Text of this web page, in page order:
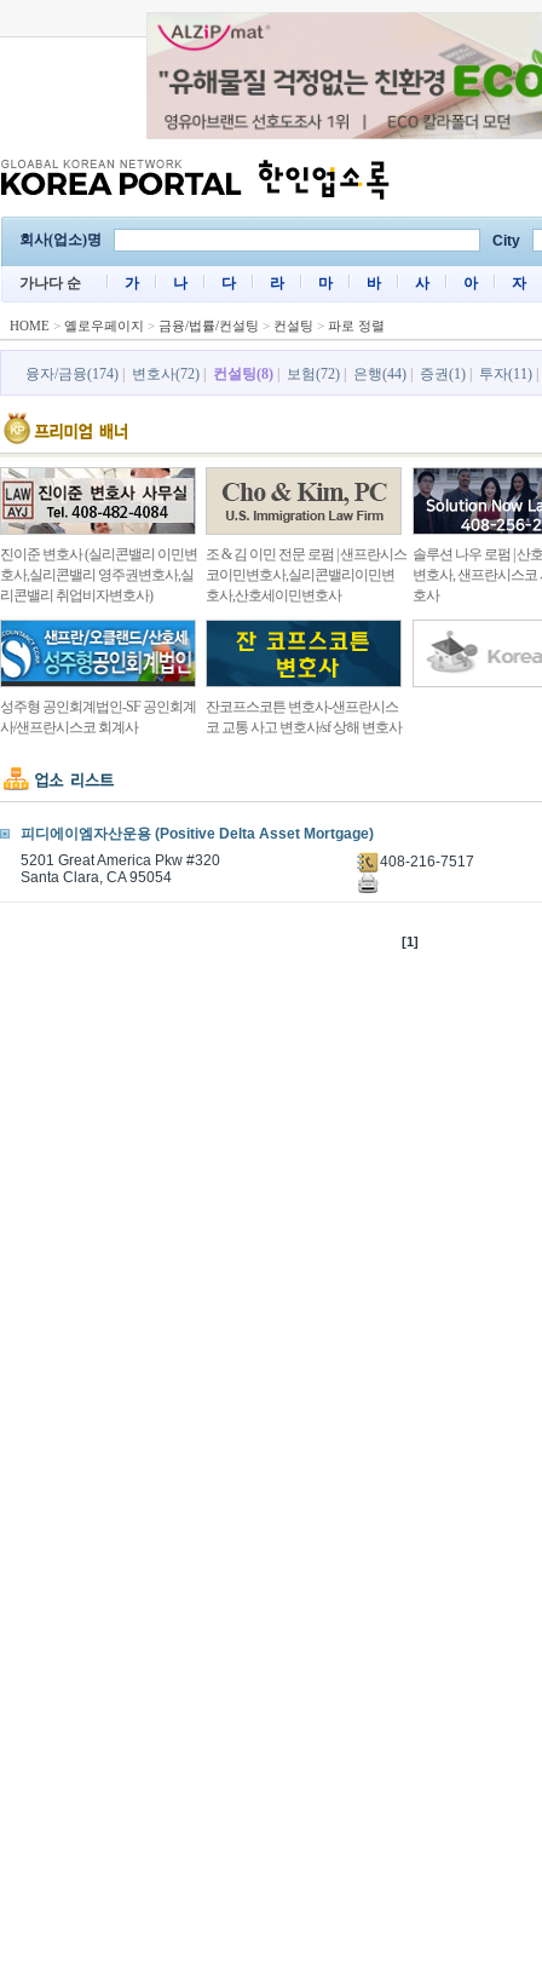
회사(업소)명 City
가나다 순 가 나 다 라 마 바 사 아 자
HOME > 옐로우페이지 > 금융/법률/컨설팅 > 컨설팅 > 파로 정렬
융자/금융(174) 변호사(72) 컨설팅(8) 보험(72) 은행(44) 증권(1) 투자(11)
진이준 변호사 (실리콘밸리 이민변
호사,실리콘밸리 영주권변호사,실
리콘밸리 취업비자변호사)
조 & 김 이민 전문 로펌 | 샌프란시스
코이민변호사,실리콘밸리이민변
호사,산호세이민변호사
솔루션 나우 로펌 | 산
변호사, 샌프란시스코
호사
성주형 공인회계법인-SF 공인회계
사/샌프란시스코 회계사
잔코프스코튼 변호사-샌프란시스
코 교통 사고 변호사/sf 상해 변호사
피디에이엠자산운용 (Positive Delta Asset Mortgage)
5201 Great America Pkw #320
Santa Clara, CA 95054
408-216-7517
[1]